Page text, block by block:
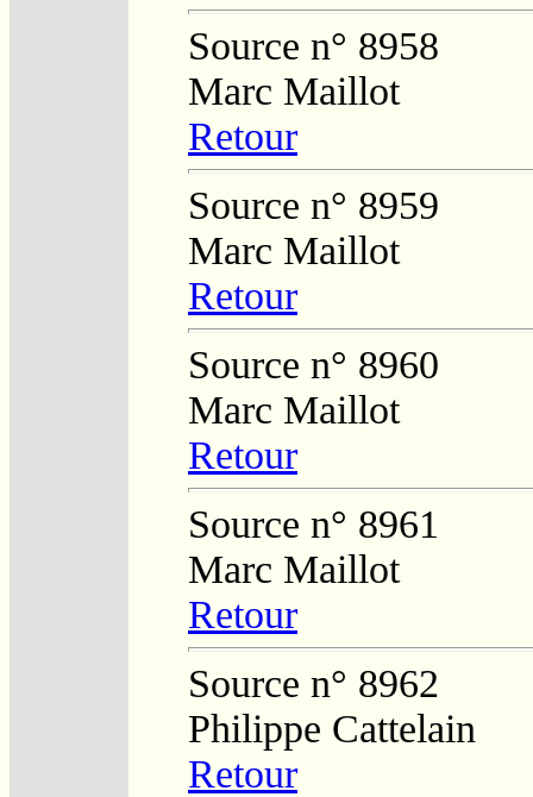
Source n° 8958
Marc Maillot
Retour
Source n° 8959
Marc Maillot
Retour
Source n° 8960
Marc Maillot
Retour
Source n° 8961
Marc Maillot
Retour
Source n° 8962
Philippe Cattelain
Retour